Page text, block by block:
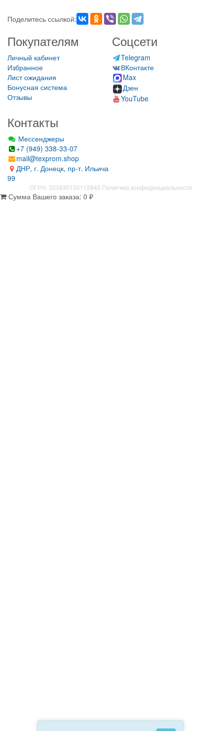
Поделитесь ссылкой:
Покупателям
Личный кабинет
Избранное
Лист ожидания
Бонусная система
Отзывы
Соцсети
Telegram
ВКонтакте
Max
Дзен
YouTube
Контакты
Мессенджеры
+7 (949) 338-33-07
mail@texprom.shop
ДНР, г. Донецк, пр-т. Ильича
99
ОГРН: 323930100112840 Политика конфиденциальности
Сумма Вашего заказа: 0 ₽